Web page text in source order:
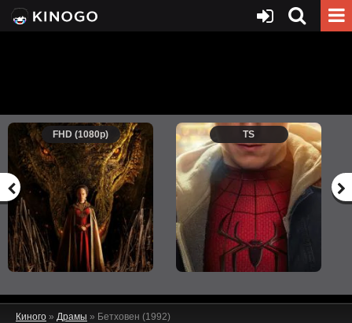
FHD (1080p) TS
Киного » Драмы » Бетховен (1992)